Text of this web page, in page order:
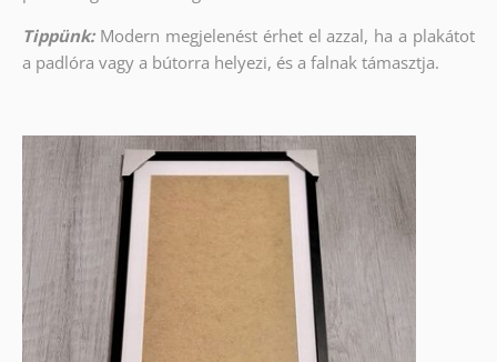
Tippünk: Modern megjelenést érhet el azzal, ha a plakátot
a padlóra vagy a bútorra helyezi, és a falnak támasztja.